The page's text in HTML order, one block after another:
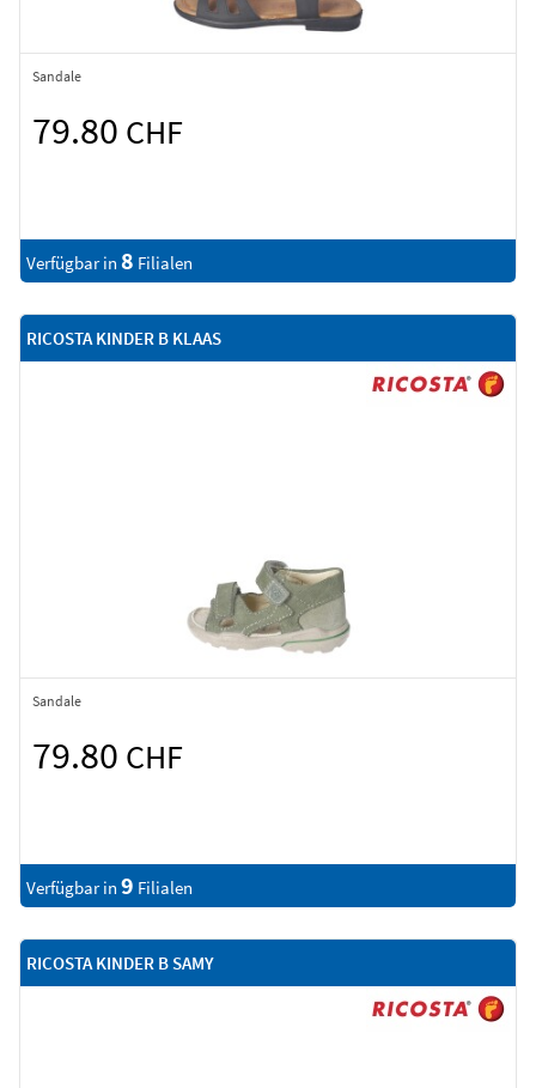
Sandale
79.80 CHF
Verfügbar in 8 Filialen
RICOSTA KINDER B KLAAS
Sandale
79.80 CHF
Verfügbar in 9 Filialen
RICOSTA KINDER B SAMY